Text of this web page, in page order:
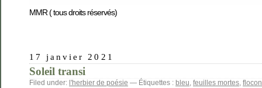
MMR ( tous droits réservés)
17 janvier 2021
Soleil transi
Filed under: l'herbier de poésie — Étiquettes : bleu, feuilles mortes,